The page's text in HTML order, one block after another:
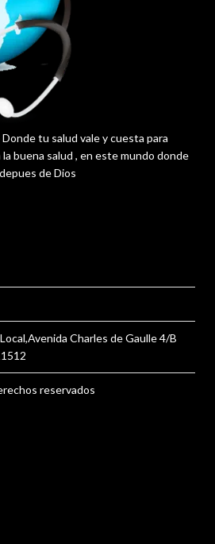
tu salud vale y cuesta para
buena salud , en este mundo donde
de Dios
Charles de Gaulle 4/B
reservados